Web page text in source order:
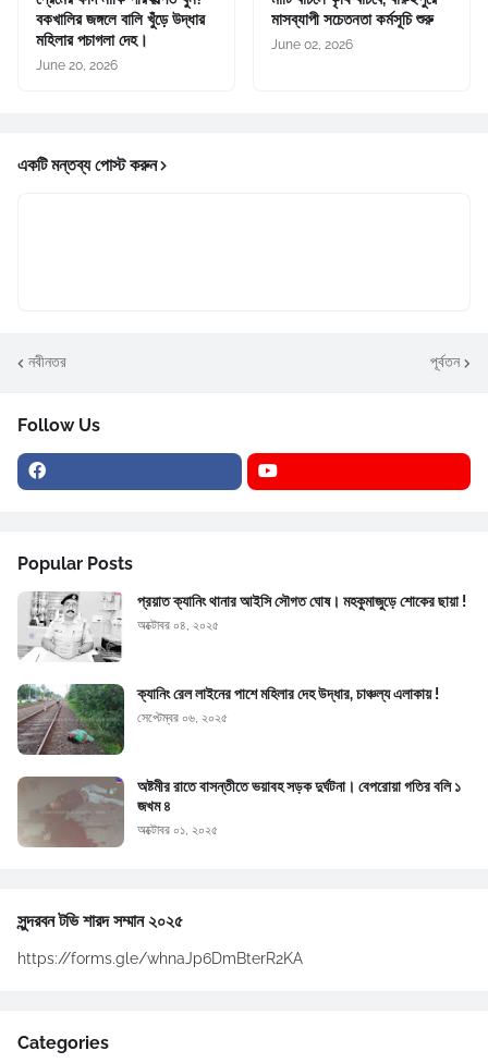
বকখালির জঙ্গলে বালি খুঁড়ে উদ্ধার
মহিলার পচাগলা দেহ।
June 20, 2026
মাসব্যাপী সচেতনতা কর্মসূচি শুরু
June 02, 2026
একটি মন্তব্য পোস্ট করুন
নবীনতর পূর্বতন
Follow Us
Popular Posts
প্রয়াত ক্যানিং থানার আইসি সৌগত ঘোষ। মহকুমাজুড়ে শোকের ছায়া !
অক্টোবর ০৪, ২০২৫
ক্যানিং রেল লাইনের পাশে মহিলার দেহ উদ্ধার, চাঞ্চল্য এলাকায় !
সেপ্টেম্বর ০৬, ২০২৫
অষ্টমীর রাতে বাসন্তীতে ভয়াবহ সড়ক দুর্ঘটনা। বেপরোয়া গতির বলি ১
জখম ৪
অক্টোবর ০১, ২০২৫
সুন্দরবন টভি শারদ সম্মান ২০২৫
https://forms.gle/whnaJp6DmBterR2KA
Categories